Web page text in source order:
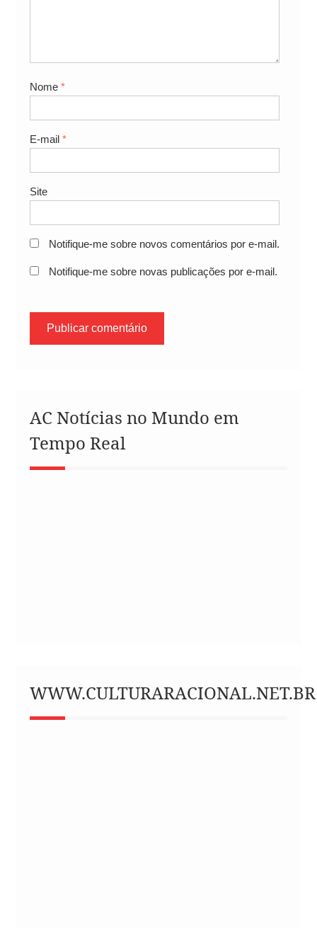
Nome *
E-mail *
Site
Notifique-me sobre novos comentários por e-mail.
Notifique-me sobre novas publicações por e-mail.
AC Notícias no Mundo em
Tempo Real
WWW.CULTURARACIONAL.NET.BR